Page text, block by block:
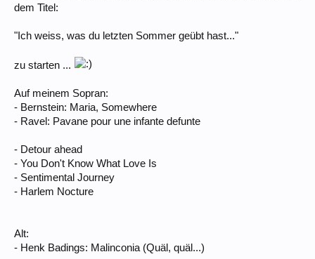
dem Titel:
"Ich weiss, was du letzten Sommer geübt hast..."
zu starten ...
Auf meinem Sopran:
- Bernstein: Maria, Somewhere
- Ravel: Pavane pour une infante defunte
- Detour ahead
- You Don't Know What Love Is
- Sentimental Journey
- Harlem Nocture
Alt:
- Henk Badings: Malinconia (Quäl, quäl...)